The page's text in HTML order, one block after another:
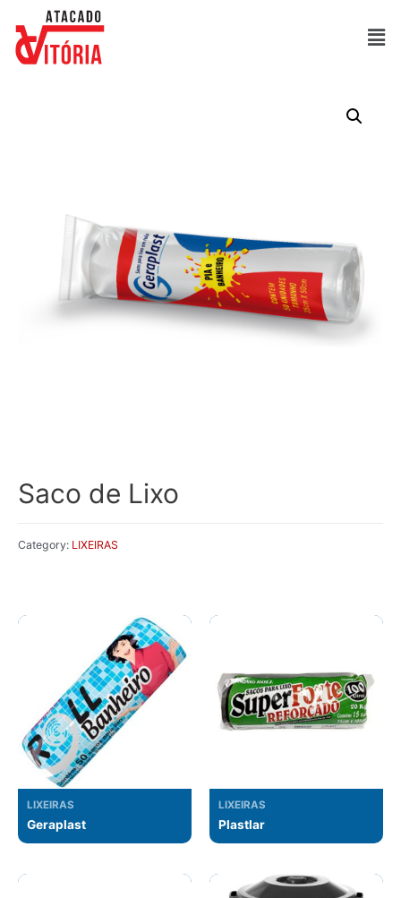
Saco de Lixo
Category: LIXEIRAS
LIXEIRAS
Geraplast
LIXEIRAS
Plastlar